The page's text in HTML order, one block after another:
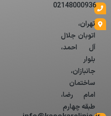
02148000936
تهران،
اتوبان جلال
آل احمد،
بلوار
جانبازان،
ساختمان
امام رضا،
طبقه چهارم